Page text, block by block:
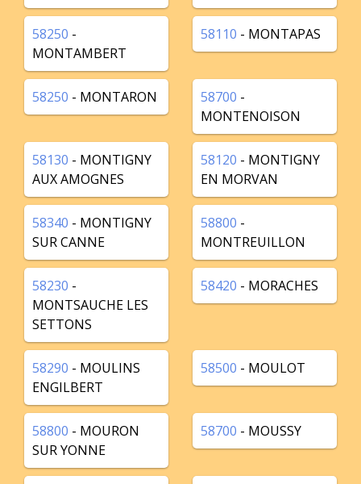
58250 -
MONTAMBERT
58110 - MONTAPAS
58250 - MONTARON 58700 -
MONTENOISON
58130 - MONTIGNY
AUX AMOGNES
58120 - MONTIGNY
EN MORVAN
58340 - MONTIGNY
SUR CANNE
58800 -
MONTREUILLON
58230 -
MONTSAUCHE LES
SETTONS
58420 - MORACHES
58290 - MOULINS
ENGILBERT
58500 - MOULOT
58800 - MOURON
SUR YONNE
58700 - MOUSSY